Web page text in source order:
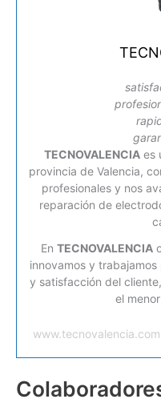
TECNOVALENCIAes
provincia de Valencia,
profesionales y nos
reparación de
En TECNOVALENCIA
innovamos y
y satisfacción del
el